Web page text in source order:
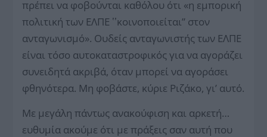
πρέπει να φοβούνται καθόλου ότι «η εμπορική
πολιτική των ΕΛΠΕ ʽʽκοινοποιείται” στον
ανταγωνισμό». Ουδείς ανταγωνιστής των ΕΛΠΕ
είναι τόσο αυτοκαταστροφικός για να αγοράζει
συνειδητά ακριβά, όταν μπορεί να αγοράσει
φθηνότερα. Μη φοβάστε, κύριε Ριζάκο, γι’ αυτό.
Με μεγάλη πάντως ανακούφιση και αρκετή…
ευθυμία ακούμε ότι με πράξεις σαν αυτή που